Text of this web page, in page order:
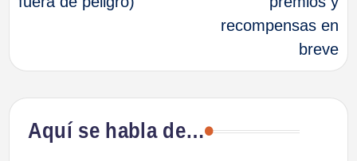
entradas
recompensas en
breve
Aquí se habla de…